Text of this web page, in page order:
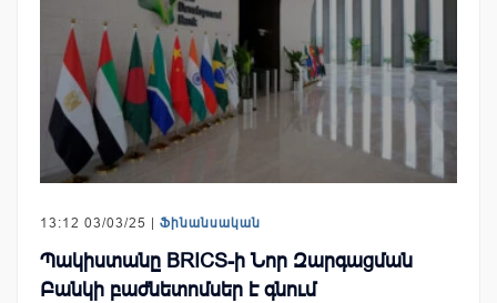
13:12 03/03/25 | Ֆինանսական
Պակիստանը BRICS-ի Նոր Զարգացման
Բանկի բաժնետոմսեր է գնում